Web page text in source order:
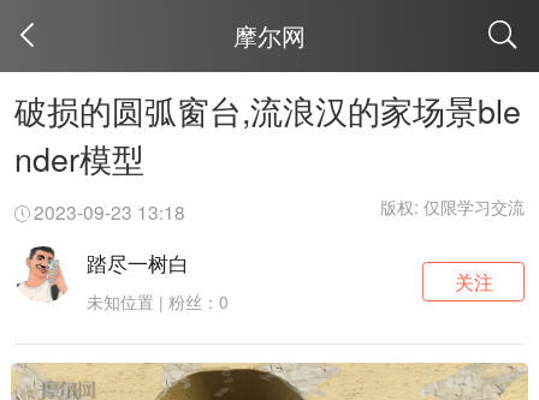
摩尔网
破损的圆弧窗台,流浪汉的家场景ble
nder模型
2023-09-23 13:18 版权: 仅限学习交流
踏尽一树白
未知位置 | 粉丝：0
关注
取消